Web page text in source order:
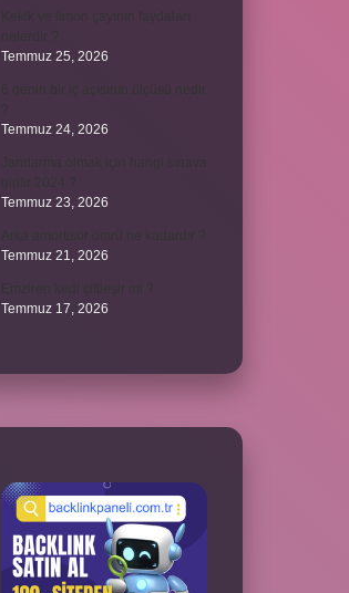
Temmuz 25, 2026
Temmuz 24, 2026
Temmuz 23, 2026
Temmuz 21, 2026
Temmuz 17, 2026